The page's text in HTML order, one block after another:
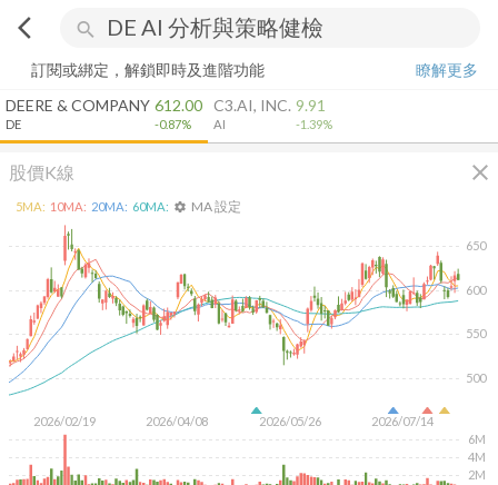
arrow_back_ios search
訂閱或綁定，解鎖即時及進階功能
瞭解更多
DEERE & COMPANY
DE
612.00
-0.87%
C3.AI, INC.
AI
9.91
-1.39%
股價K線 close
2026/02/19 2026/04/08 2026/05/26 2026/07/14
500
550
600
650
2M
4M
6M
5MA: 10MA: 20MA: 60MA: settings MA 設定